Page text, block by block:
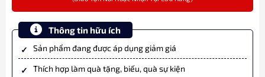
Thông tin hữu ích
Sản phẩm đang được áp dụng giảm giá
Thích hợp làm quà tặng, biếu, quà sự kiện